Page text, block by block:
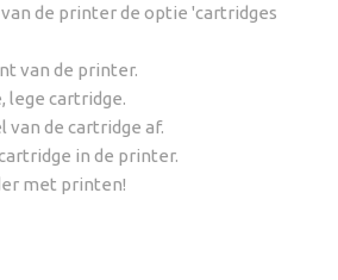
de printer de optie 'cartridges
van de printer.
lege cartridge.
van de cartridge af.
in de printer.
met printen!